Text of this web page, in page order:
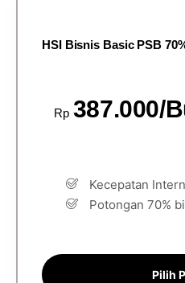
HSI Bisnis Basic PSB
Rp 387.000/
Kecepatan
Potongan 70%
Pilih